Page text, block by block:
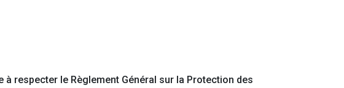
à respecter le Règlement Général sur la Protection des